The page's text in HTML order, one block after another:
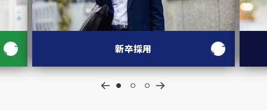
企業情報
新卒採用